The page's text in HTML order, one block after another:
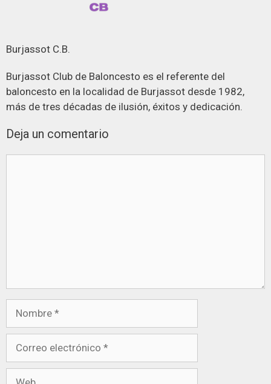
Burjassot C.B.
Burjassot Club de Baloncesto es el referente del
baloncesto en la localidad de Burjassot desde 1982,
más de tres décadas de ilusión, éxitos y dedicación.
Deja un comentario